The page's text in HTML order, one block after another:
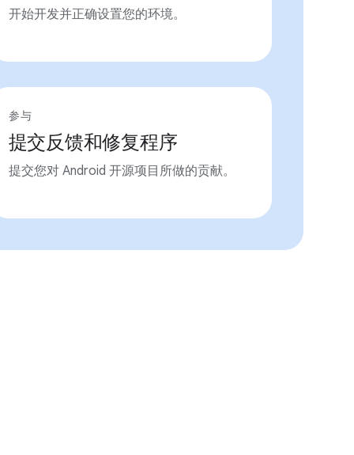
开始开发并正确设置您的环境。
参与
提交反馈和修复程序
提交您对 Android 开源项目所做的贡献。